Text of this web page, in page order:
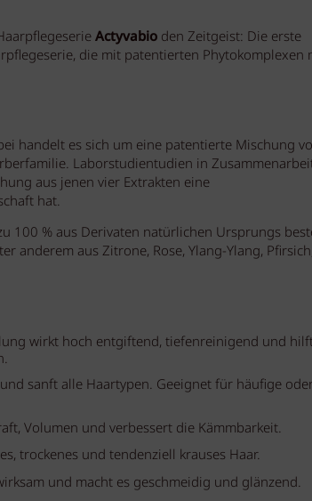
Actyvabio den Zeitgeist: Die erste
die mit patentierten Phytokomplexen
handelt es sich um eine patentierte Mischung
Laborstudientudien in
aus jenen vier Extrakten eine
hat.
100 % aus Derivaten natürlichen Ursprungs
aus Zitrone, Rose, Ylang-Ylang,
wirkt hoch entgiftend, tiefenreinigend und
sanft alle Haartypen. Geeignet für häufige
Volumen und verbessert die Kämmbarkeit.
trockenes und tendenziell krauses Haar.
und macht es geschmeidig und glänzend.